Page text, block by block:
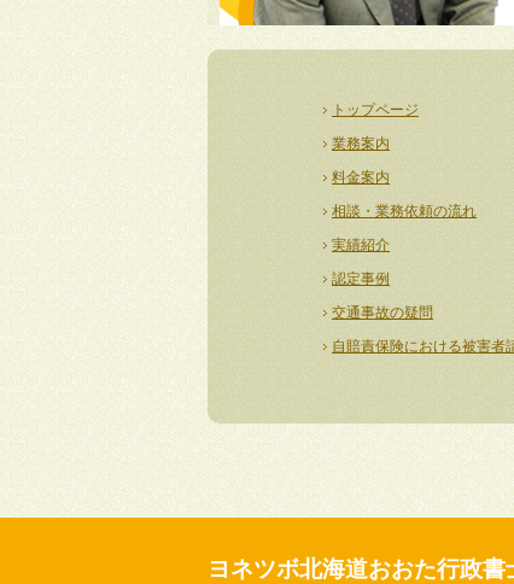
トップページ
業務案内
料金案内
相談・業務依頼の流れ
実績紹介
認定事例
交通事故の疑問
自賠責保険における被害者
ヨネツボ北海道おおた行政書